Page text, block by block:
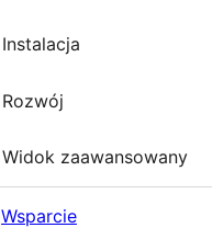
Instalacja
Rozwój
Widok zaawansowany
Wsparcie